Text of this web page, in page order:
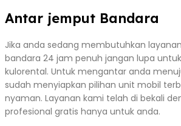
Antar jemput Bandara
Jika anda sedang membutuhkan
bandara 24 jam penuh jangan lupa
kulorental. Untuk mengantar anda
sudah menyiapkan pilihan unit mobil
nyaman. Layanan kami telah di bekali
profesional gratis hanya untuk anda.